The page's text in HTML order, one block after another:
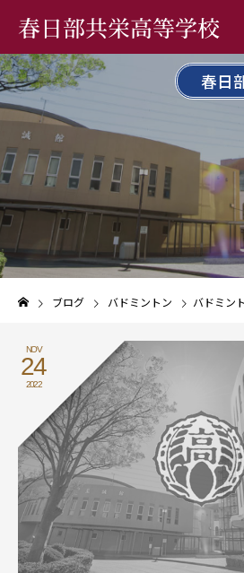
春日部共栄高等学校
春日
ブログ バドミントン バドミン
NOV
24
2022